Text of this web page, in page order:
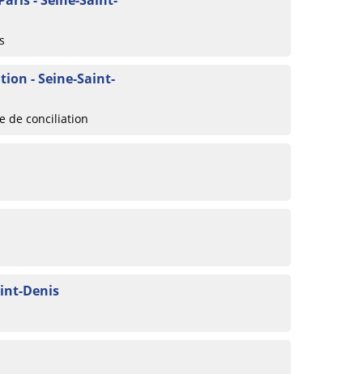
- Seine-Saint-
de conciliation
Denis